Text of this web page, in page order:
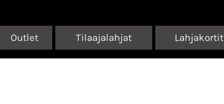
Outlet Tilaajalahjat Lahjakortit